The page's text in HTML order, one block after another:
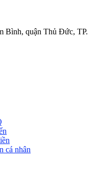
Bình, quận Thủ Đức, TP.
cá nhân